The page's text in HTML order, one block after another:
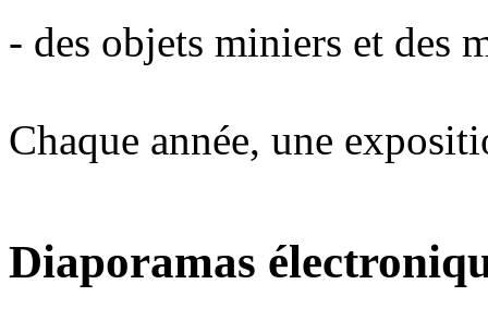
- des objets miniers et des
Chaque année, une
Diaporamas